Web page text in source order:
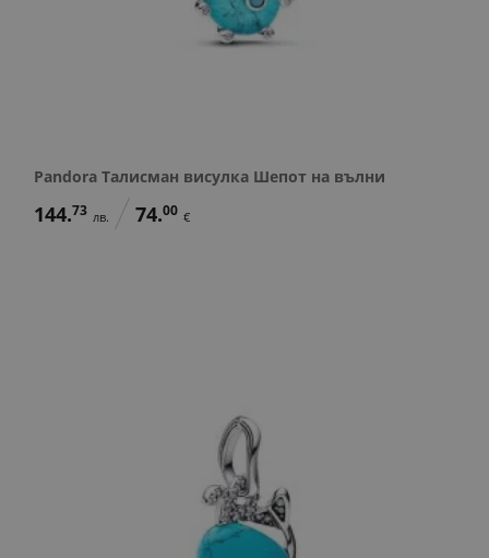
Pandora Талисман висулка Шепот на вълни
144.73 лв. 74.00 €